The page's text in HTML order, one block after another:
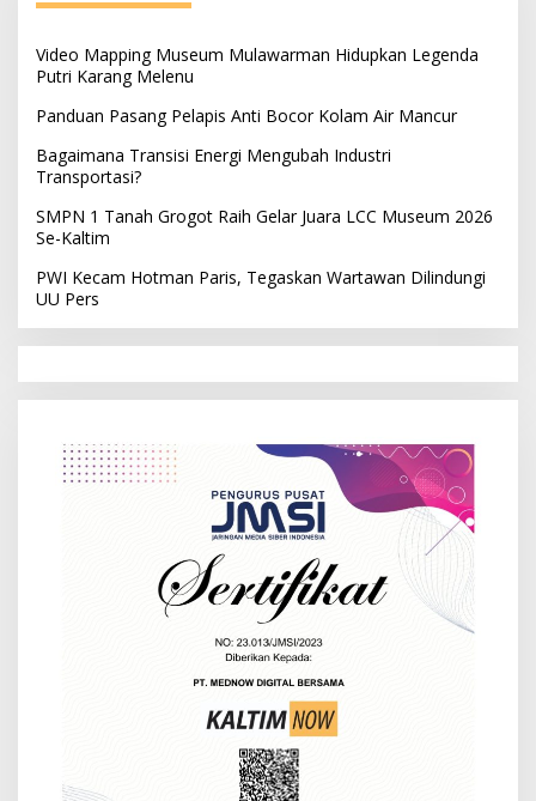
Video Mapping Museum Mulawarman Hidupkan Legenda
Putri Karang Melenu
Panduan Pasang Pelapis Anti Bocor Kolam Air Mancur
Bagaimana Transisi Energi Mengubah Industri
Transportasi?
SMPN 1 Tanah Grogot Raih Gelar Juara LCC Museum 2026
Se-Kaltim
PWI Kecam Hotman Paris, Tegaskan Wartawan Dilindungi
UU Pers